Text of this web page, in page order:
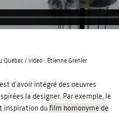
Québec / video : Etienne Grenier
d'avoir intégré des oeuvres
la designer. Par exemple, le
inspiration du film homonyme de